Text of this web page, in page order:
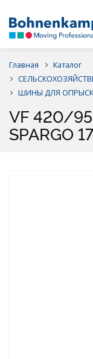
Главная
Каталог
ШИНЫ ДЛЯ
VF 420/
SPARGO